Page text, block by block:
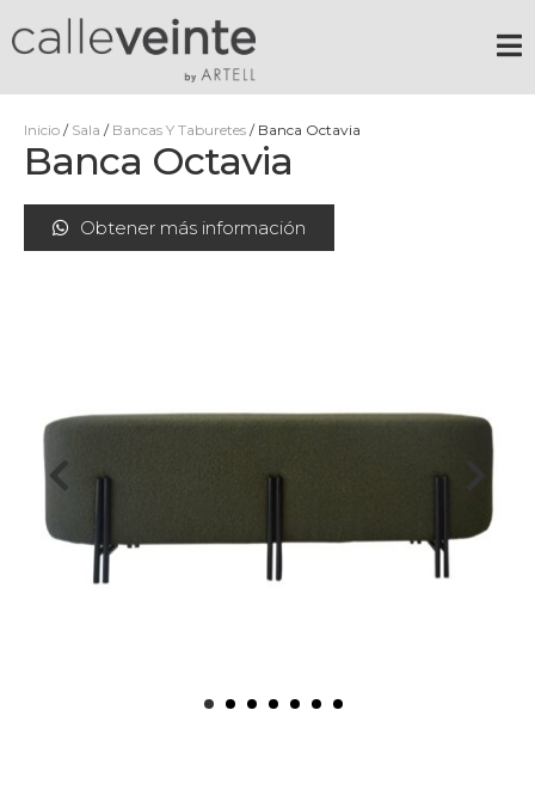
Inicio / Sala / Bancas Y Taburetes / Banca Octavia
Banca Octavia
Obtener más información